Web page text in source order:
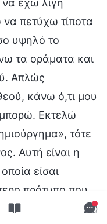
πετύχω τίποτα
υψηλό το
τα οράματα και
Απλώς
κάνω ό,τι μου
Εκτελώ
τότε
Αυτή είναι η
είσαι
πρότυπο που
ανθρώπων: το να